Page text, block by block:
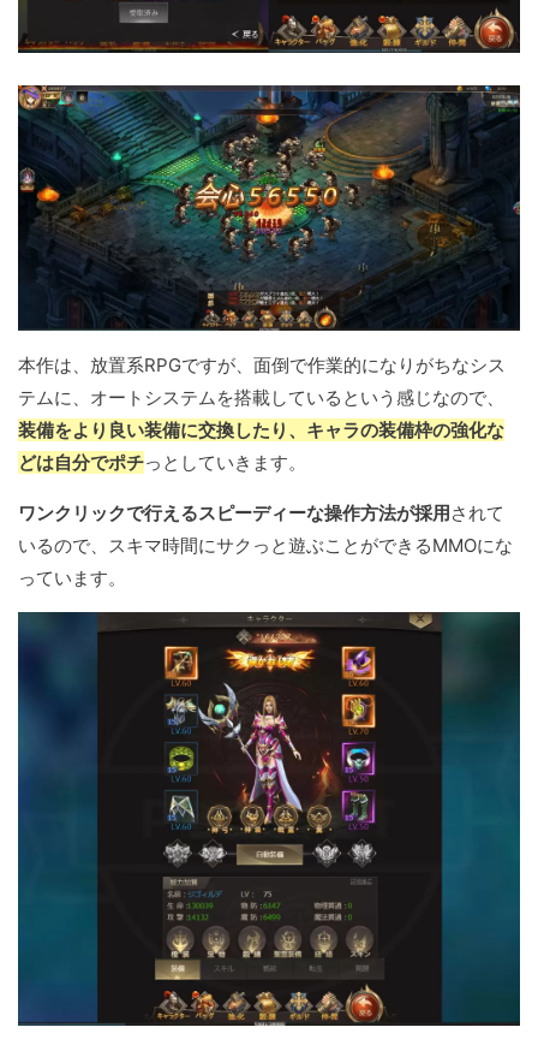
本作は、放置系RPGですが、面倒で作業的になりがちなシス
テムに、オートシステムを搭載しているという感じなので、
装備をより良い装備に交換したり、キャラの装備枠の強化な
どは自分でポチっとしていきます。
ワンクリックで行えるスピーディーな操作方法が採用されて
いるので、スキマ時間にサクっと遊ぶことができるMMOにな
っています。